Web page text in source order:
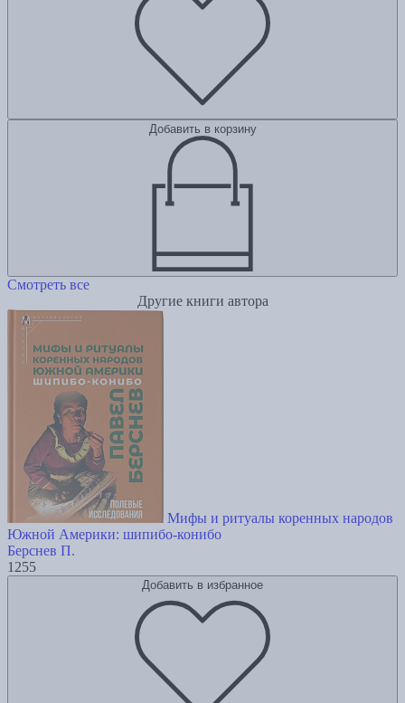
Добавить в корзину
Смотреть все
Другие книги автора
Мифы и ритуалы коренных народов
Южной Америки: шипибо-конибо
Берснев П.
1255
Добавить в избранное